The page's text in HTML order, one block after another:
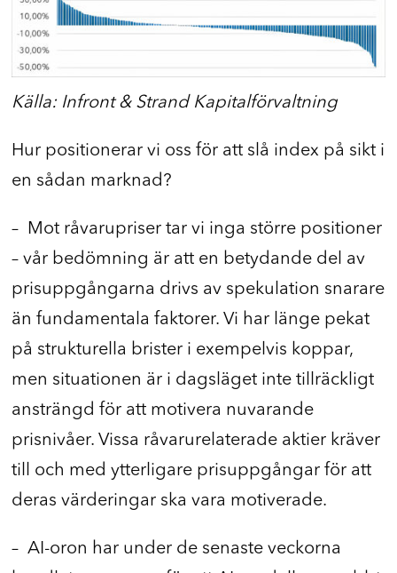
Källa: Infront & Strand Kapitalförvaltning
Hur positionerar vi oss för att slå index på sikt i
en sådan marknad?
– Mot råvarupriser tar vi inga större positioner
– vår bedömning är att en betydande del av
prisuppgångarna drivs av spekulation snarare
än fundamentala faktorer. Vi har länge pekat
på strukturella brister i exempelvis koppar,
men situationen är i dagsläget inte tillräckligt
ansträngd för att motivera nuvarande
prisnivåer. Vissa råvarurelaterade aktier kräver
till och med ytterligare prisuppgångar för att
deras värderingar ska vara motiverade.
– AI-oron har under de senaste veckorna